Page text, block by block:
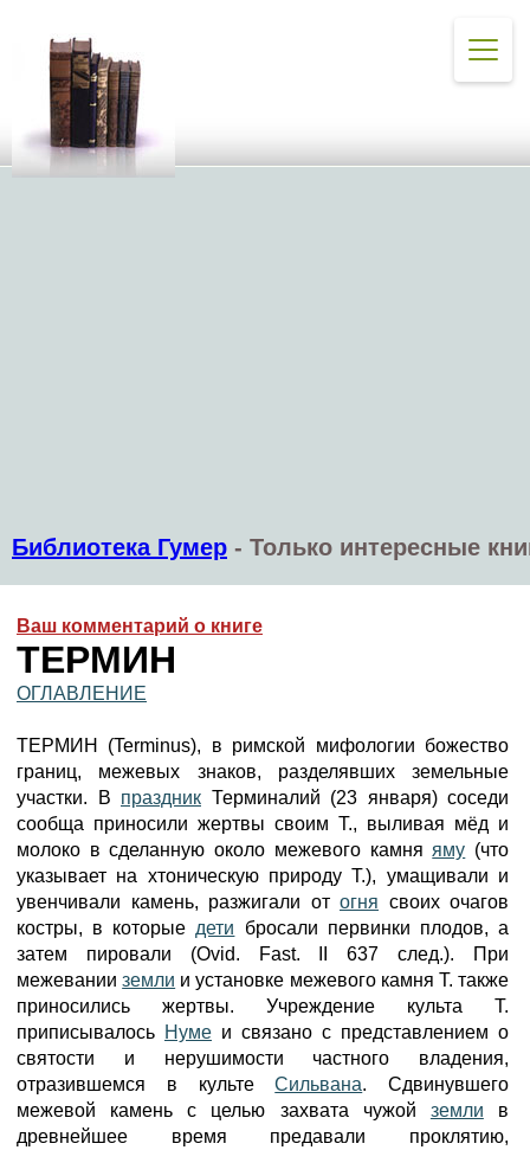
Библиотека Гумер - Только интересные
Ваш комментарий о книге
ТЕРМИН
ОГЛАВЛЕНИЕ
ТЕРМИН (Terminus), в римской мифологии божество
границ, межевых знаков, разделявших земельные
участки. В праздник Терминалий (23 января) соседи
сообща приносили жертвы своим Т., выливая мёд и
молоко в сделанную около межевого камня яму (что
указывает на хтоническую природу Т.), умащивали и
увенчивали камень, разжигали от огня своих очагов
костры, в которые дети бросали первинки плодов, а
затем пировали (Ovid. Fast. II 637 след.). При
межеванииземли и установке межевого камня Т. также
приносились жертвы. Учреждение культа Т.
приписывалось Нуме и связано с представлением о
святости и нерушимости частного владения,
отразившемся в культеСильвана. Сдвинувшего
межевой камень с целью захвата чужой земли в
древнейшее время предавали проклятию,